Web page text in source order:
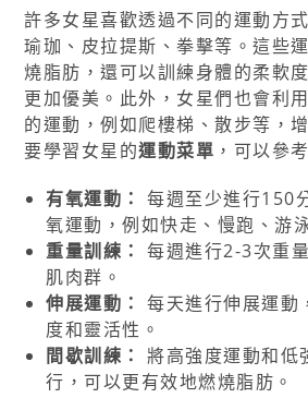
許多女星喜歡透過不同的運動方
瑜珈、皮拉提斯、拳擊等。這些
燒脂肪，還可以訓練身體的柔軟
更加優美。此外，女星們也會利
的運動，例如爬樓梯、散步等，
要學習女星的運動菜單 ，可以參
有氧運動： 每週至少進行150
氧運動，例如快走、慢跑、游
重量訓練： 每週進行2-3次重
肌肉群。
伸展運動： 每天進行伸展運動
度和靈活性。
間歇訓練： 將高強度運動和低
行，可以更有效地燃燒脂肪。